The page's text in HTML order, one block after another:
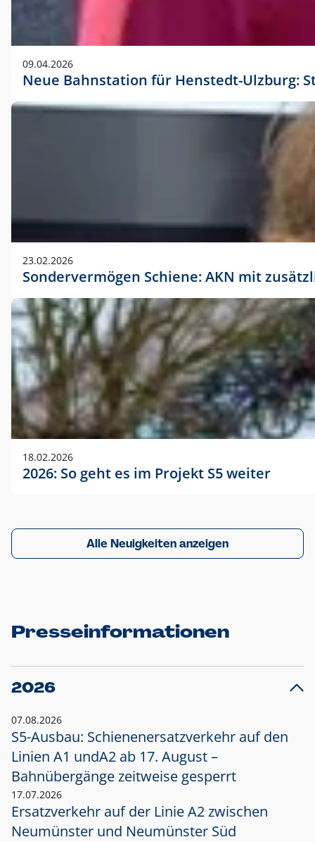
09.04.2026
Neue Bahnstation für Henstedt-Ulzburg:
23.02.2026
Sondervermögen Schiene: AKN mit
18.02.2026
2026: So geht es im Projekt S5 weiter
Alle Neuigkeiten anzeigen
Presseinformationen
2026
07.08.2026
S5-Ausbau: Schienenersatzverkehr auf den
Linien A1 undA2 ab 17. August –
Bahnübergänge zeitweise gesperrt
17.07.2026
Ersatzverkehr auf der Linie A2 zwischen
Neumünster und Neumünster Süd